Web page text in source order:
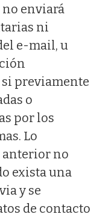
enviará
ni
e-mail, u
previamente
o
por los
Lo
anterior no
exista una
y se
de contacto